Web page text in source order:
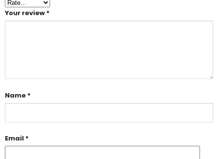
Your review *
Name *
Email *